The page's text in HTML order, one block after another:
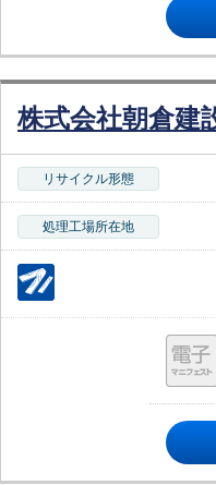
株式会社朝倉建
リサイクル形態
処理工場所在地